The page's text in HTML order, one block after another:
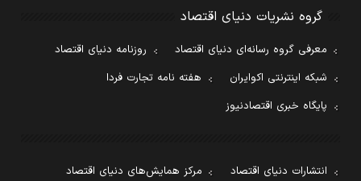
گروه نشریات دنیای اقتصاد
معرفی گروه رسانه‌ای دنیای اقتصاد
روزنامه دنیای اقتصاد
شبکه اینترنتی اکوایران
هفته نامه تجارت فردا
پایگاه خبری اقتصادنیوز
انتشارات دنیای اقتصاد
مرکز همایش‌های دنیای اقتصاد